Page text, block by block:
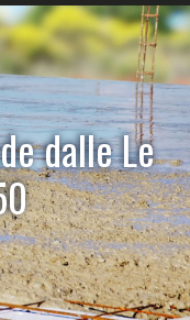
dalle Le